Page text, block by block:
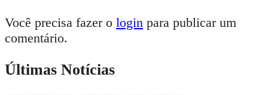
Você precisa fazer o login para publicar um
comentário.
Últimas Notícias